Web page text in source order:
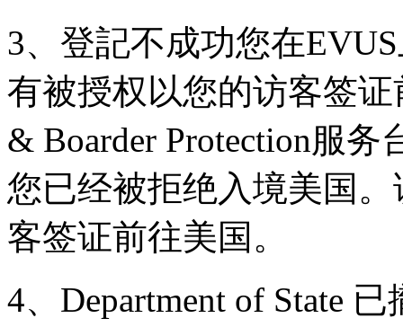
3、登記不成功您在
有被授权以您的访客签证
& Boarder Protection服
您已经被拒绝入境美国
客签证前往美国。
4、Department of State